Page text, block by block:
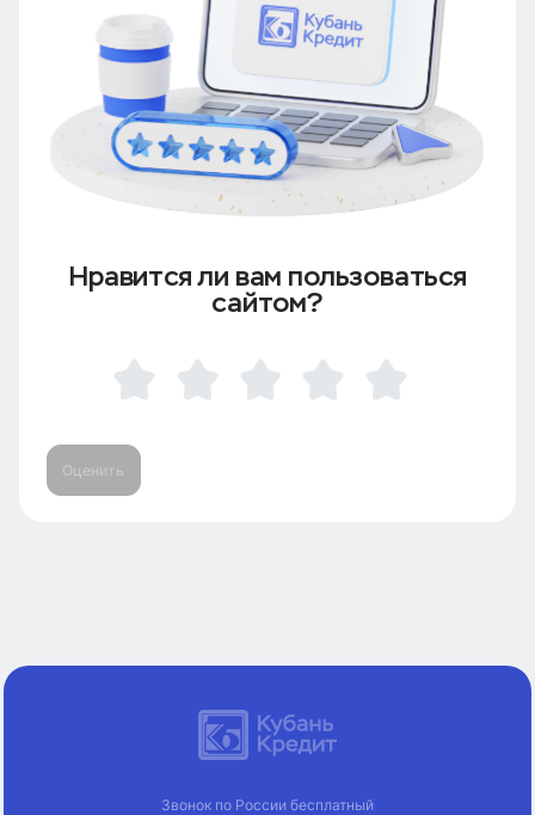
Нравится ли вам пользоваться
сайтом?
Оценить
Звонок по России бесплатный